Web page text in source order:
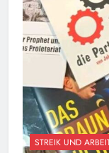
STREIK UND